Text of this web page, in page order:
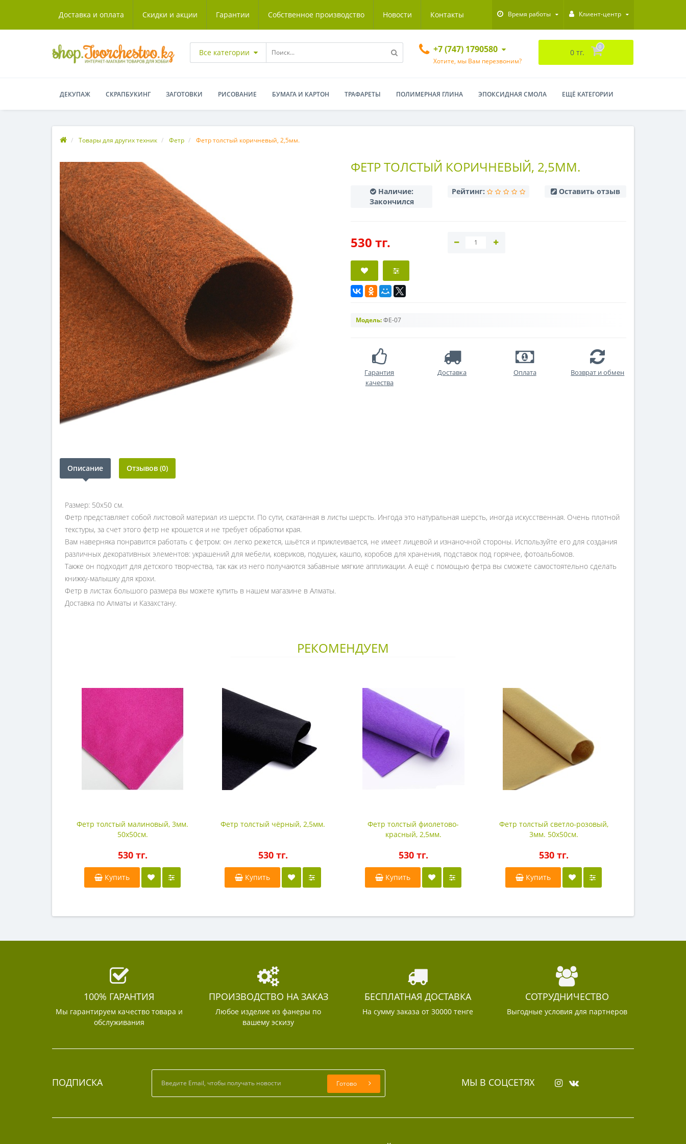
Доставка и оплата Скидки и акции Гарантии Собственное производство Новости Контакты Время работы Клиент-центр
Все категории +7 (747) 1790580
Хотите, мы Вам перезвоним?
0 тг.
0
ДЕКУПАЖ СКРАПБУКИНГ ЗАГОТОВКИ РИСОВАНИЕ БУМАГА И КАРТОН ТРАФАРЕТЫ ПОЛИМЕРНАЯ ГЛИНА ЭПОКСИДНАЯ СМОЛА ЕЩЁ КАТЕГОРИИ
Товары для других техник Фетр Фетр толстый коричневый, 2,5мм.
ФЕТР ТОЛСТЫЙ КОРИЧНЕВЫЙ, 2,5ММ.
Наличие:
Закончился
Рейтинг: Оставить отзыв
530 тг.
Модель:ФЕ-07
Гарантия
качества
Доставка Оплата Возврат и обмен
Описание Отзывов (0)
Размер: 50х50 см.
Фетр представляет собой листовой материал из шерсти. По сути, скатанная в листы шерсть. Ингода это натуральная шерсть, иногда искусственная. Очень плотной
текстуры, за счет этого фетр не крошется и не требует обработки края.
Вам наверняка понравится работать с фетром: он легко режется, шьётся и приклеивается, не имеет лицевой и изнаночной стороны. Используйте его для создания
различных декоративных элементов: украшений для мебели, ковриков, подушек, кашпо, коробов для хранения, подставок под горячее, фотоальбомов.
Также он подходит для детского творчества, так как из него получаются забавные мягкие аппликации. А ещё с помощью фетра вы сможете самостоятельно сделать
книжку-малышку для крохи.
Фетр в листах большого размера вы можете купить в нашем магазине в Алматы.
Доставка по Алматы и Казахстану.
РЕКОМЕНДУЕМ
Фетр толстый малиновый, 3мм.
50х50см.
530 тг.
Купить
Фетр толстый чёрный, 2,5мм.
530 тг.
Купить
Фетр толстый фиолетово-
красный, 2,5мм.
530 тг.
Купить
Фетр толстый светло-розовый,
3мм. 50х50см.
530 тг.
Купить
100% ГАРАНТИЯ
Мы гарантируем качество товара и
обслуживания
ПРОИЗВОДСТВО НА ЗАКАЗ
Любое изделие из фанеры по
вашему эскизу
БЕСПЛАТНАЯ ДОСТАВКА
На сумму заказа от 30000 тенге
СОТРУДНИЧЕСТВО
Выгодные условия для партнеров
ПОДПИСКА Готово МЫ В СОЦСЕТЯХ